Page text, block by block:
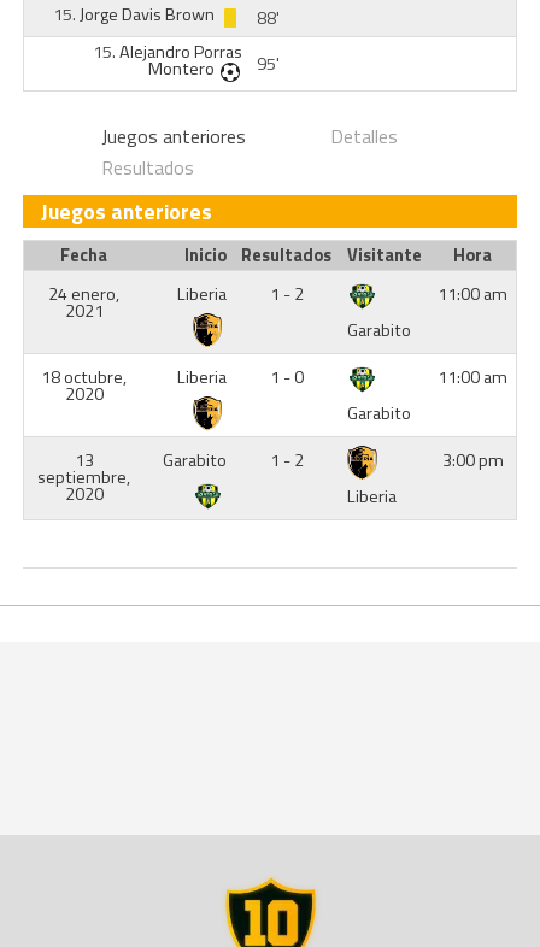
15.Jorge Davis Brown
88'
15.Alejandro Porras
Montero 95'
Juegos anteriores
Detalles
Resultados
Juegos anteriores
Fecha Inicio Resultados Visitante
Hora
24 enero,
2021
Liberia
1 - 2
Garabito
11:00 am
18 octubre,
2020
Liberia
1 - 0
Garabito
11:00 am
13
septiembre,
2020
Garabito
1 - 2
Liberia
3:00 pm